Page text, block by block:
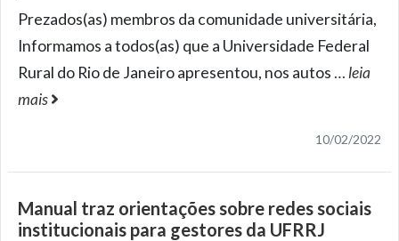
Prezados(as) membros da comunidade universitária,
Informamos a todos(as) que a Universidade Federal
Rural do Rio de Janeiro apresentou, nos autos … leia
mais
10/02/2022
Manual traz orientações sobre redes sociais
institucionais para gestores da UFRRJ